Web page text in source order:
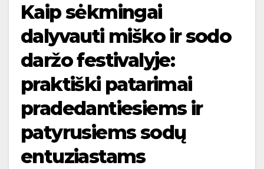
Kaip sėkmingai
dalyvauti miško ir sodo
daržo festivalyje:
praktiški patarimai
pradedantiesiems ir
patyrusiems sodų
entuziastams